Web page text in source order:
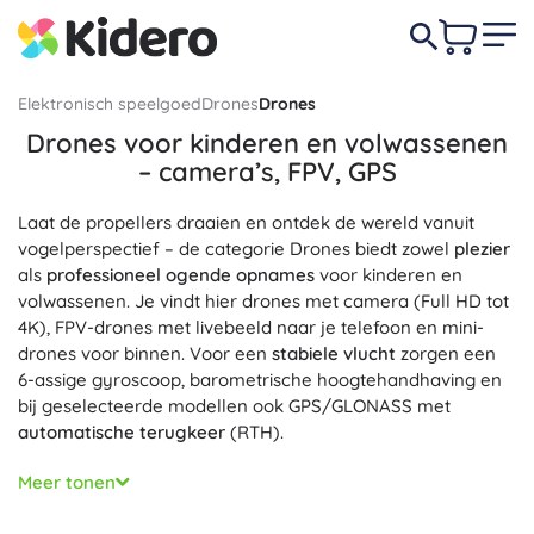
Elektronisch speelgoedDronesDrones
Drones voor kinderen en volwassenen
– camera’s, FPV, GPS
Laat de propellers draaien en ontdek de wereld vanuit
vogelperspectief – de categorie Drones biedt zowel plezier
als professioneel ogende opnames voor kinderen en
volwassenen. Je vindt hier drones met camera (Full HD tot
4K), FPV-drones met livebeeld naar je telefoon en mini-
drones voor binnen. Voor een stabiele vlucht zorgen een
6-assige gyroscoop, barometrische hoogtehandhaving en
bij geselecteerde modellen ook GPS/GLONASS met
automatische terugkeer (RTH).
Kies voor een opvouwbare drone voor in de rugzak, een
ultralichte drone tot 250 g of een robuuste kinderdrone
Meer tonen